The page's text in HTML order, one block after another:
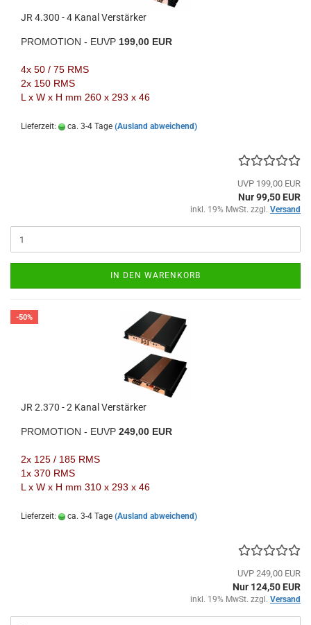
JR 4.300 - 4 Kanal Verstärker
PROMOTION - EUVP 199,00 EUR
4x 50 / 75 RMS
2x 150 RMS
L x W x H mm 260 x 293 x 46
Lieferzeit: ca. 3-4 Tage (Ausland abweichend)
UVP 199,00 EUR
Nur 99,50 EUR
inkl. 19% MwSt. zzgl. Versand
IN DEN WARENKORB
-50%
JR 2.370 - 2 Kanal Verstärker
PROMOTION - EUVP 249,00 EUR
2x 125 / 185 RMS
1x 370 RMS
L x W x H mm 310 x 293 x 46
Lieferzeit: ca. 3-4 Tage (Ausland abweichend)
UVP 249,00 EUR
Nur 124,50 EUR
inkl. 19% MwSt. zzgl. Versand